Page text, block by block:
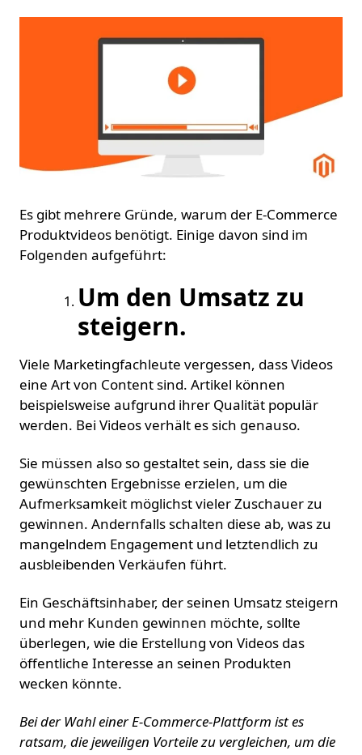
Es gibt mehrere Gründe, warum der E-Commerce
Produktvideos benötigt. Einige davon sind im
Folgenden aufgeführt:
Um den Umsatz zu
steigern.
Viele Marketingfachleute vergessen, dass Videos
eine Art von Content sind. Artikel können
beispielsweise aufgrund ihrer Qualität populär
werden. Bei Videos verhält es sich genauso.
Sie müssen also so gestaltet sein, dass sie die
gewünschten Ergebnisse erzielen, um die
Aufmerksamkeit möglichst vieler Zuschauer zu
gewinnen. Andernfalls schalten diese ab, was zu
mangelndem Engagement und letztendlich zu
ausbleibenden Verkäufen führt.
Ein Geschäftsinhaber, der seinen Umsatz steigern
und mehr Kunden gewinnen möchte, sollte
überlegen, wie die Erstellung von Videos das
öffentliche Interesse an seinen Produkten
wecken könnte.
Bei der Wahl einer E-Commerce-Plattform ist es
ratsam, die jeweiligen Vorteile zu vergleichen, um die